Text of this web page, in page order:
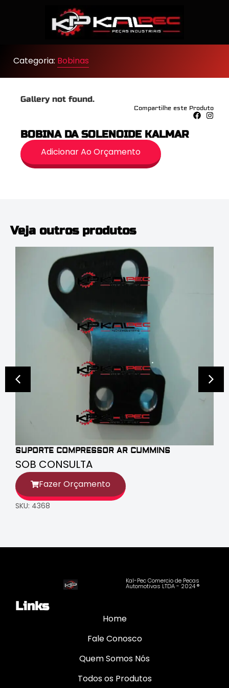
Categoria: Bobinas
Gallery not found.
Compartilhe este Produto
BOBINA DA SOLENOIDE KALMAR
Adicionar Ao Orçamento
Veja outros produtos
SUPORTE COMPRESSOR AR CUMMINS
SOB CONSULTA
Fazer Orçamento
SKU: 4368
Kal-Pec Comercio de Pecas
Automotivas LTDA - 2024 ®
Links
Home
Fale Conosco
Quem Somos Nós
Todos os Produtos